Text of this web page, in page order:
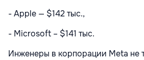
- Apple — $142 тыс.,
- Microsoft – $141 тыс.
Инженеры в корпорации Meta не